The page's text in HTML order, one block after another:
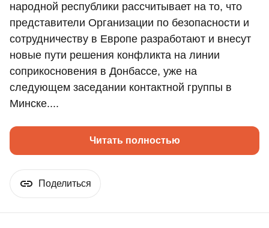
народной республики рассчитывает на то, что
представители Организации по безопасности и
сотрудничеству в Европе разработают и внесут
новые пути решения конфликта на линии
соприкосновения в Донбассе, уже на
следующем заседании контактной группы в
Минске....
Читать полностью
Поделиться